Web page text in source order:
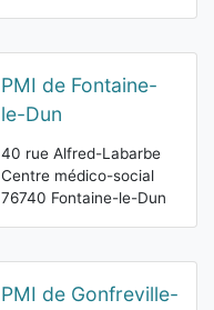
PMI de Fontaine-
le-Dun
40 rue Alfred-Labarbe
Centre médico-social
76740 Fontaine-le-Dun
PMI de Gonfreville-